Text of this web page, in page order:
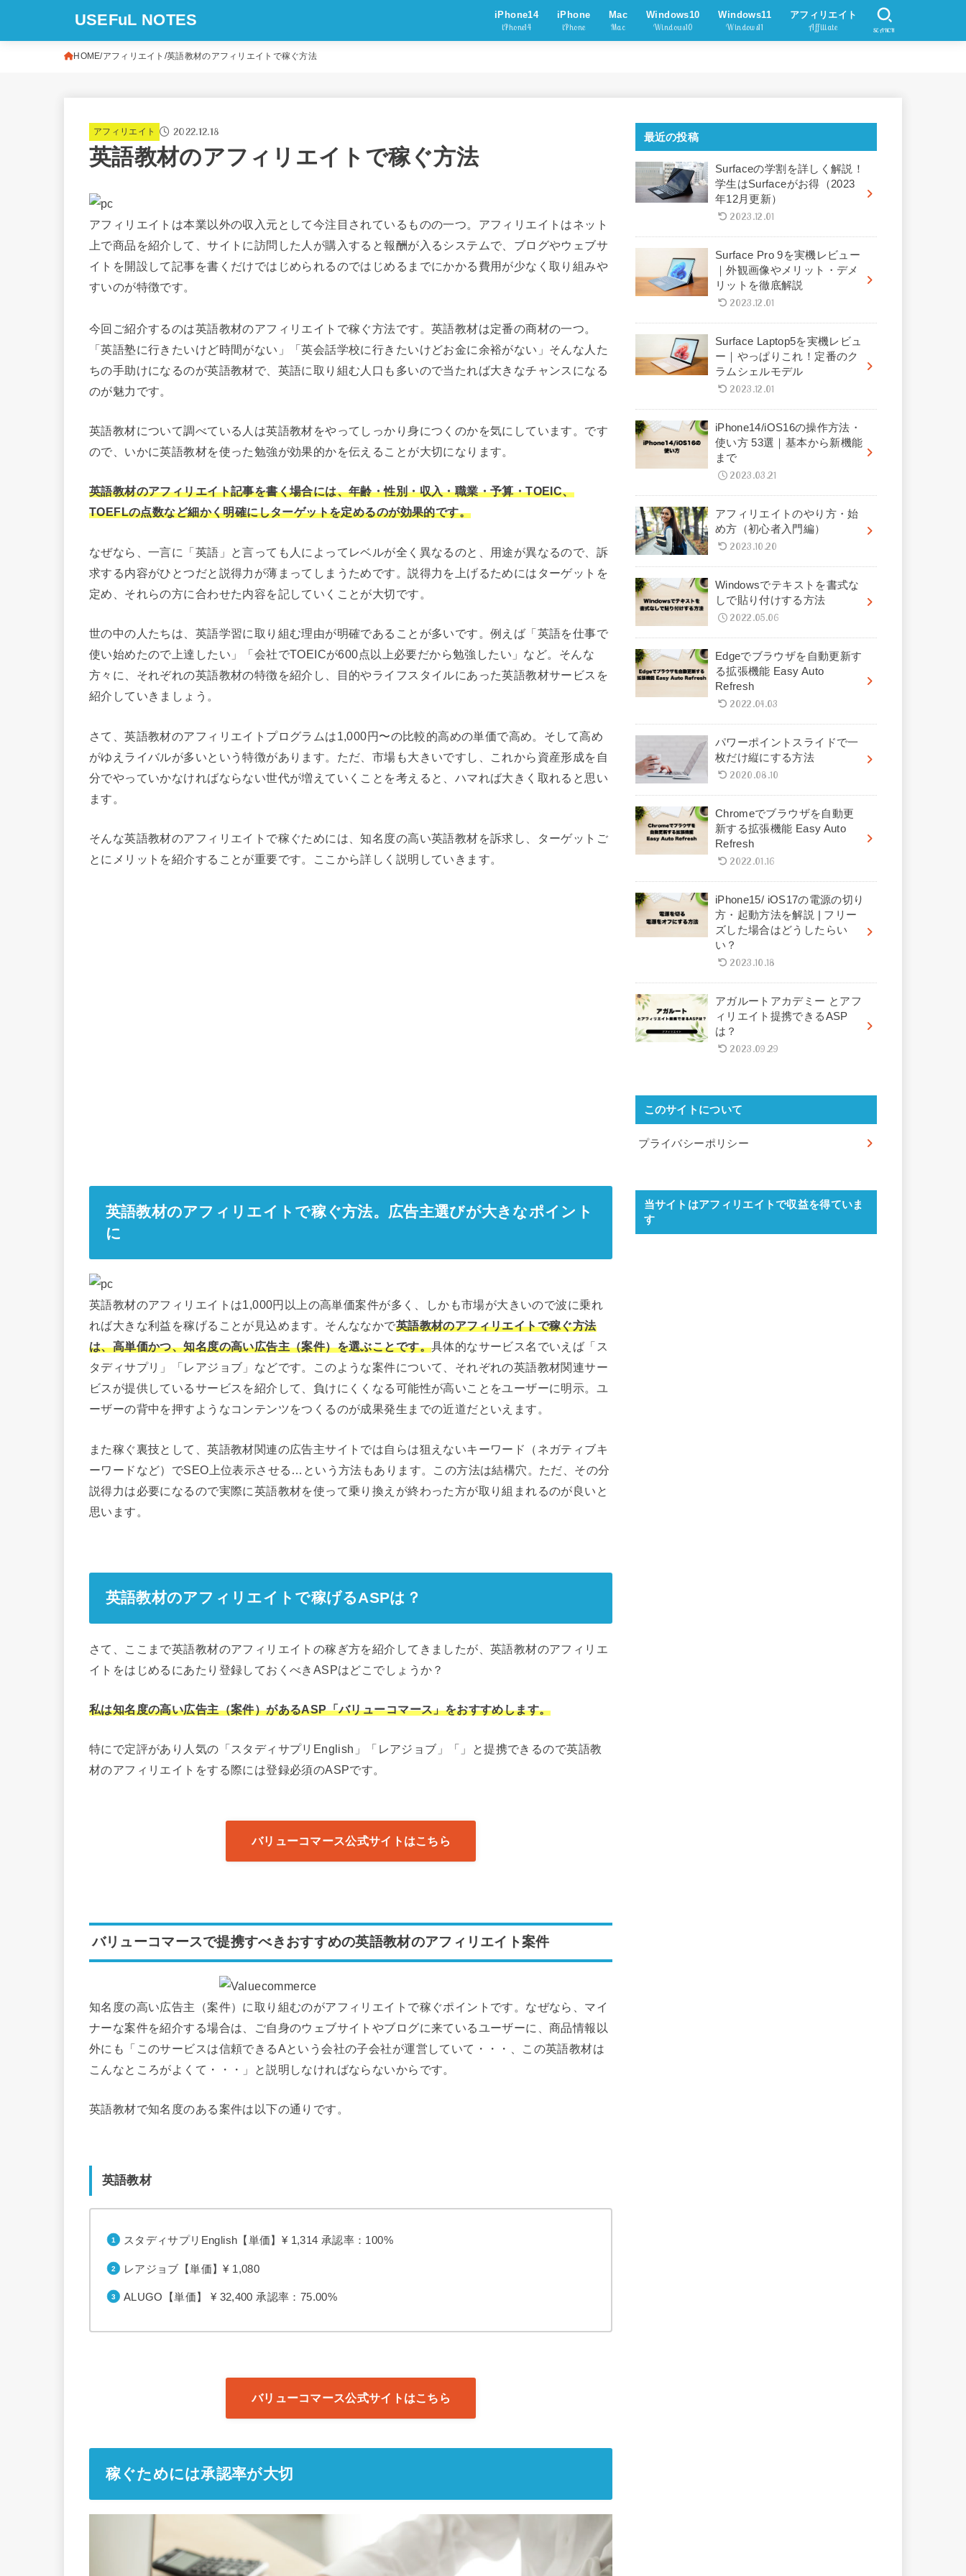
USEFuL NOTES iPhone14
iPhone14
iPhone
iPhone
Mac
Mac
Windows10
Windows10
Windows11
Windows11
アフィリエイト
Affiliate SEARCH
HOME アフィリエイト 英語教材のアフィリエイトで稼ぐ方法
アフィリエイト 2022.12.18
英語教材のアフィリエイトで稼ぐ方法
アフィリエイトは本業以外の収入元として今注目されているものの一つ。アフィリエイトはネット
上で商品を紹介して、サイトに訪問した人が購入すると報酬が入るシステムで、ブログやウェブサ
イトを開設して記事を書くだけではじめられるのではじめるまでにかかる費用が少なく取り組みや
すいのが特徴です。
今回ご紹介するのは英語教材のアフィリエイトで稼ぐ方法です。英語教材は定番の商材の一つ。
「英語塾に行きたいけど時間がない」「英会話学校に行きたいけどお金に余裕がない」そんな人た
ちの手助けになるのが英語教材で、英語に取り組む人口も多いので当たれば大きなチャンスになる
のが魅力です。
英語教材について調べている人は英語教材をやってしっかり身につくのかを気にしています。です
ので、いかに英語教材を使った勉強が効果的かを伝えることが大切になります。
英語教材のアフィリエイト記事を書く場合には、年齢・性別・収入・職業・予算・TOEIC、
TOEFLの点数など細かく明確にしターゲットを定めるのが効果的です。
なぜなら、一言に「英語」と言っても人によってレベルが全く異なるのと、用途が異なるので、訴
求する内容がひとつだと説得力が薄まってしまうためです。説得力を上げるためにはターゲットを
定め、それらの方に合わせた内容を記していくことが大切です。
世の中の人たちは、英語学習に取り組む理由が明確であることが多いです。例えば「英語を仕事で
使い始めたので上達したい」「会社でTOEICが600点以上必要だから勉強したい」など。そんな
方々に、それぞれの英語教材の特徴を紹介し、目的やライフスタイルにあった英語教材サービスを
紹介していきましょう。
さて、英語教材のアフィリエイトプログラムは1,000円〜の比較的高めの単価で高め。そして高め
がゆえライバルが多いという特徴があります。ただ、市場も大きいですし、これから資産形成を自
分でやっていかなければならない世代が増えていくことを考えると、ハマれば大きく取れると思い
ます。
そんな英語教材のアフィリエイトで稼ぐためには、知名度の高い英語教材を訴求し、ターゲットご
とにメリットを紹介することが重要です。ここから詳しく説明していきます。
英語教材のアフィリエイトで稼ぐ方法。広告主選びが大きなポイント
に
英語教材のアフィリエイトは1,000円以上の高単価案件が多く、しかも市場が大きいので波に乗れ
れば大きな利益を稼げることが見込めます。そんななかで英語教材のアフィリエイトで稼ぐ方法
は、高単価かつ、知名度の高い広告主（案件）を選ぶことです。具体的なサービス名でいえば「ス
タディサプリ」「レアジョブ」などです。このような案件について、それぞれの英語教材関連サー
ビスが提供しているサービスを紹介して、負けにくくなる可能性が高いことをユーザーに明示。ユ
ーザーの背中を押すようなコンテンツをつくるのが成果発生までの近道だといえます。
また稼ぐ裏技として、英語教材関連の広告主サイトでは自らは狙えないキーワード（ネガティブキ
ーワードなど）でSEO上位表示させる…という方法もあります。この方法は結構穴。ただ、その分
説得力は必要になるので実際に英語教材を使って乗り換えが終わった方が取り組まれるのが良いと
思います。
英語教材のアフィリエイトで稼げるASPは？
さて、ここまで英語教材のアフィリエイトの稼ぎ方を紹介してきましたが、英語教材のアフィリエ
イトをはじめるにあたり登録しておくべきASPはどこでしょうか？
私は知名度の高い広告主（案件）があるASP「バリューコマース」をおすすめします。
特にで定評があり人気の「スタディサプリEnglish」「レアジョブ」「」と提携できるので英語教
材のアフィリエイトをする際には登録必須のASPです。
バリューコマース公式サイトはこちら
バリューコマースで提携すべきおすすめの英語教材のアフィリエイト案件
知名度の高い広告主（案件）に取り組むのがアフィリエイトで稼ぐポイントです。なぜなら、マイ
ナーな案件を紹介する場合は、ご自身のウェブサイトやブログに来ているユーザーに、商品情報以
外にも「このサービスは信頼できるAという会社の子会社が運営していて・・・、この英語教材は
こんなところがよくて・・・」と説明しなければならないからです。
英語教材で知名度のある案件は以下の通りです。
英語教材
スタディサプリEnglish【単価】¥ 1,314 承認率：100%
レアジョブ【単価】¥ 1,080
ALUGO【単価】 ¥ 32,400 承認率：75.00%
バリューコマース公式サイトはこちら
稼ぐためには承認率が大切
最近の投稿
Surfaceの学割を詳しく解説！
学生はSurfaceがお得（2023
年12月更新）
2023.12.01
Surface Pro 9を実機レビュー
｜外観画像やメリット・デメ
リットを徹底解説
2023.12.01
Surface Laptop5を実機レビュ
ー｜やっぱりこれ！定番のク
ラムシェルモデル
2023.12.01
iPhone14/iOS16の操作方法・
使い方 53選｜基本から新機能
まで
2023.03.21
アフィリエイトのやり方・始
め方（初心者入門編）
2023.10.20
Windowsでテキストを書式な
しで貼り付けする方法
2022.05.06
Edgeでブラウザを自動更新す
る拡張機能 Easy Auto
Refresh
2022.04.03
パワーポイントスライドで一
枚だけ縦にする方法
2020.08.10
Chromeでブラウザを自動更
新する拡張機能 Easy Auto
Refresh
2022.01.16
iPhone15/ iOS17の電源の切り
方・起動方法を解説 | フリー
ズした場合はどうしたらい
い？
2023.10.18
アガルートアカデミー とアフ
ィリエイト提携できるASP
は？
2023.09.29
このサイトについて
プライバシーポリシー
当サイトはアフィリエイトで収益を得ていま
す